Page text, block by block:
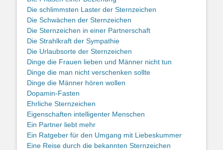
Die schlimmsten Laster der Sternzeichen
Die Schwächen der Sternzeichen
Die Sternzeichen in einer Partnerschaft
Die Strahlkraft der Sympathie
Die Urlaubsorte der Sternzeichen
Dinge die Frauen lieben und Männer nicht tun
Dinge die man nicht verschenken sollte
Dinge die Männer hören wollen
Dopamin-Fasten
Ehrliche Sternzeichen
Eigenschaften intelligenter Menschen
Ein Partner liebt mehr
Ein Ratgeber für den Umgang mit Liebeskummer
Eine Reise durch die bekannten Sternzeichen